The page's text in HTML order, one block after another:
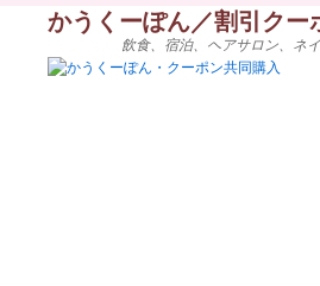
かうくーぽん／割引クー
飲食、宿泊、ヘアサロン、ネ